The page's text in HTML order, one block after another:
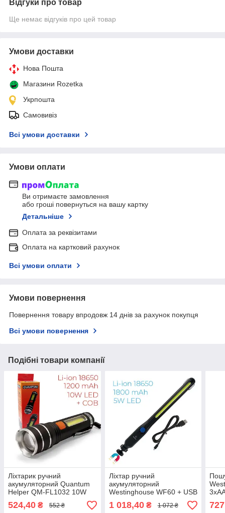
Відгуки про товар
Ще немає відгуків про цей товар
Умови доставки
Нова Пошта
Магазини Rozetka
Укрпошта
Самовивіз
Всі умови доставки
Умови оплати
Ви отримаєте замовлення
або гроші повернуться на вашу картку
Детальніше
Оплата за реквізитами
Оплата на картковий рахунок
Всі умови оплати
Умови повернення
Повернення товару впродовж 14 днів за рахунок покупця
Всі умови повернення
Подібні товари компанії
Ліхтарик ручний
акумуляторний Quantum
Helper QM-FL1032 10W
LED Zoom + COB, 1200
mAh
524,40 ₴ 552 ₴
Ліхтар ручний
акумуляторний
Westinghouse WF60 + USB
кабель в комплекті
1 018,40₴ 1 072 ₴